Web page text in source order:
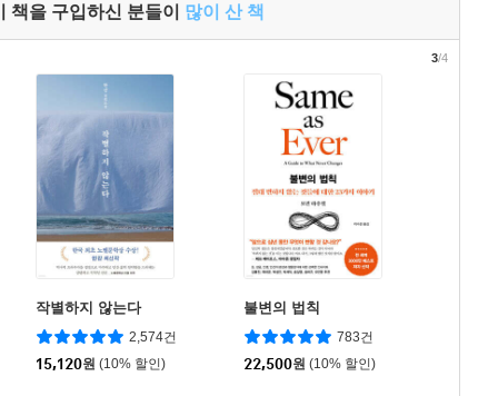
책을 구입하신 분들이 많이 산 책
작별하지 않는다
2,574건
15,120원 (10% 할인)
불변의 법칙
783건
22,500원 (10% 할인)
3/4